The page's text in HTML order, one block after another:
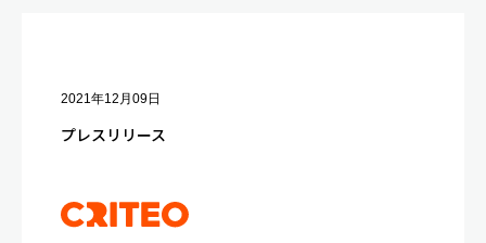
2021年12月09日
プレスリリース